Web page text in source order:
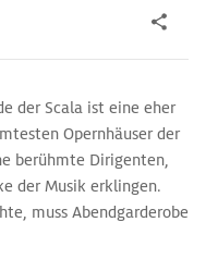
der Scala ist eine eher
Opernhäuser der
berühmte Dirigenten,
der Musik erklingen.
muss Abendgarderobe